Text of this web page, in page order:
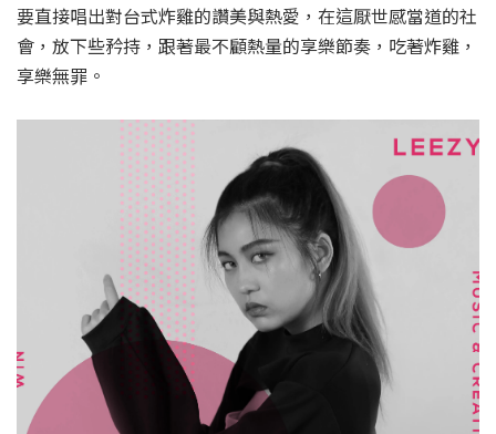
要直接唱出對台式炸雞的讚美與熱愛，在這厭世感當道的社
會，放下些矜持，跟著最不顧熱量的享樂節奏，吃著炸雞，
享樂無罪。